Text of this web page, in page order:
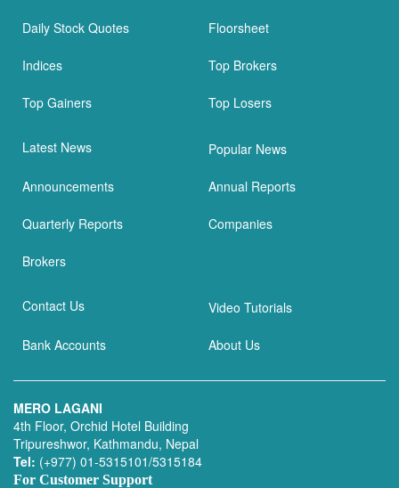
Daily Stock Quotes Floorsheet
Indices Top Brokers
Top Gainers Top Losers
Latest News Popular News
Announcements Annual Reports
Quarterly Reports Companies
Brokers
Contact Us Video Tutorials
Bank Accounts About Us
MERO LAGANI
4th Floor, Orchid Hotel Building
Tripureshwor, Kathmandu, Nepal
Tel: (+977) 01-5315101/5315184
For Customer Support